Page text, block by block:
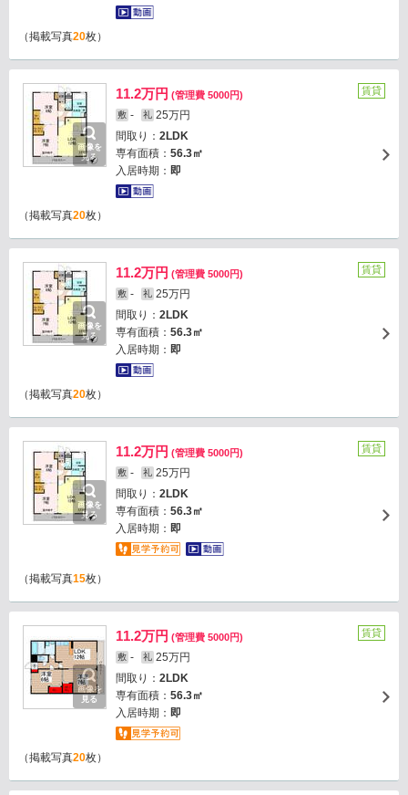
（掲載写真20枚）
画像を
見る
11.2万円 (管理費 5000円)
敷 - 礼 25万円
間取り： 2LDK
専有面積： 56.3㎡
入居時期： 即
賃貸
（掲載写真20枚）
画像を
見る
11.2万円 (管理費 5000円)
敷 - 礼 25万円
間取り： 2LDK
専有面積： 56.3㎡
入居時期： 即
賃貸
（掲載写真20枚）
画像を
見る
11.2万円 (管理費 5000円)
敷 - 礼 25万円
間取り： 2LDK
専有面積： 56.3㎡
入居時期： 即
賃貸
（掲載写真15枚）
画像を
見る
11.2万円 (管理費 5000円)
敷 - 礼 25万円
間取り： 2LDK
専有面積： 56.3㎡
入居時期： 即
賃貸
（掲載写真20枚）